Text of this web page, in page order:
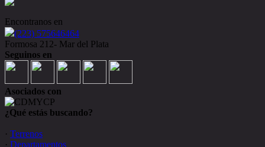
Encontranos en
(223) 575646464
Formosa 212- Mar del Plata
Seguinos en
Asociados con
¿Qué estás buscando?
· Terrenos
· Departamentos